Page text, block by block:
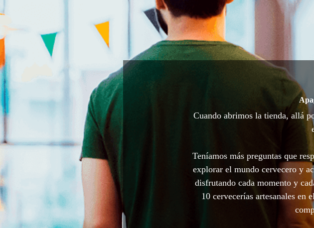
Cuando abrimos la tienda, allá
Teníamos más preguntas que
explorar el mundo cervecero y
disfrutando cada momento y
10 cervecerías artesanales en